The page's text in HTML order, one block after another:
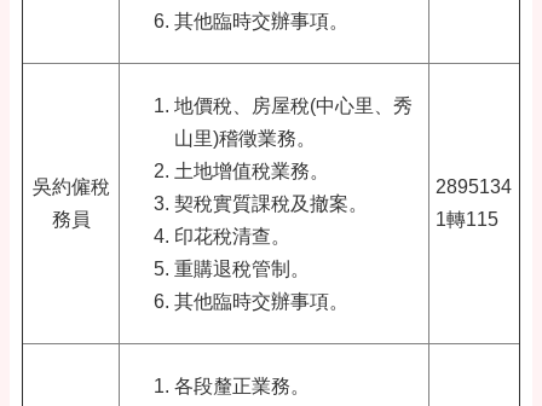
其他臨時交辦事項。
吳約僱稅
務員
地價稅、房屋稅(中心里、秀
山里)稽徵業務。
土地增值稅業務。
契稅實質課稅及撤案。
印花稅清查。
重購退稅管制。
其他臨時交辦事項。
2895134
1轉115
各段釐正業務。